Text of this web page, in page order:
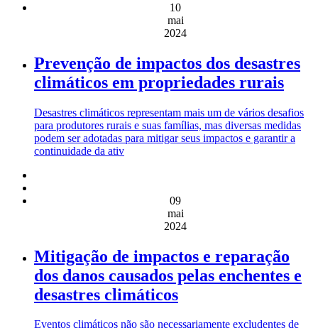
10
mai
2024
Prevenção de impactos dos desastres
climáticos em propriedades rurais
Desastres climáticos representam mais um de vários desafios
para produtores rurais e suas famílias, mas diversas medidas
podem ser adotadas para mitigar seus impactos e garantir a
continuidade da ativ
09
mai
2024
Mitigação de impactos e reparação
dos danos causados pelas enchentes e
desastres climáticos
Eventos climáticos não são necessariamente excludentes de